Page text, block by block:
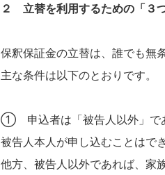
２ 立替を利用するための「３つ
保釈保証金の立替は、誰でも無
主な条件は以下のとおりです。
① 申込者は「被告人以外」で
被告人本人が申し込むことはで
他方、被告人以外であれば、家